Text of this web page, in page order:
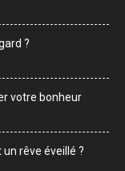
?
votre bonheur
rêve éveillé ?